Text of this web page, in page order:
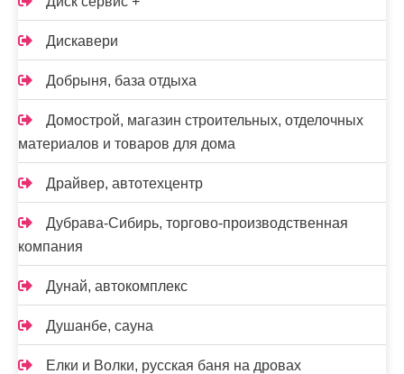
Дискавери
Добрыня, база отдыха
Домострой, магазин строительных, отделочных
материалов и товаров для дома
Драйвер, автотехцентр
Дубрава-Сибирь, торгово-производственная
компания
Дунай, автокомплекс
Душанбе, сауна
Елки и Волки, русская баня на дровах